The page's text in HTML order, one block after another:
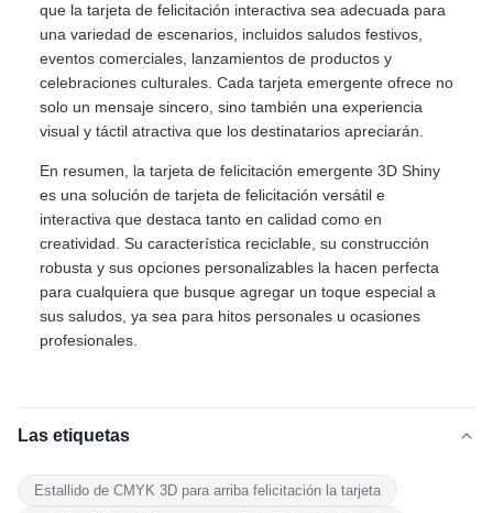
que la tarjeta de felicitación interactiva sea adecuada para
una variedad de escenarios, incluidos saludos festivos,
eventos comerciales, lanzamientos de productos y
celebraciones culturales. Cada tarjeta emergente ofrece no
solo un mensaje sincero, sino también una experiencia
visual y táctil atractiva que los destinatarios apreciarán.
En resumen, la tarjeta de felicitación emergente 3D Shiny
es una solución de tarjeta de felicitación versátil e
interactiva que destaca tanto en calidad como en
creatividad. Su característica reciclable, su construcción
robusta y sus opciones personalizables la hacen perfecta
para cualquiera que busque agregar un toque especial a
sus saludos, ya sea para hitos personales u ocasiones
profesionales.
Las etiquetas
Estallido de CMYK 3D para arriba felicitación la tarjeta